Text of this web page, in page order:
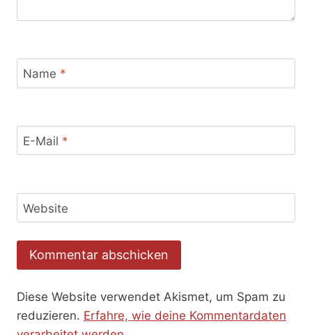
Name *
E-Mail *
Website
Diese Website verwendet Akismet, um Spam zu
reduzieren. Erfahre, wie deine Kommentardaten